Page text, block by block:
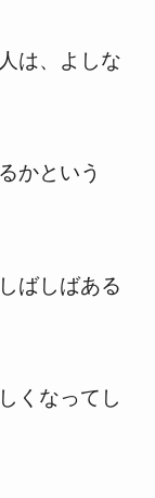
は、よしな
かという
ばしばある
くなってし